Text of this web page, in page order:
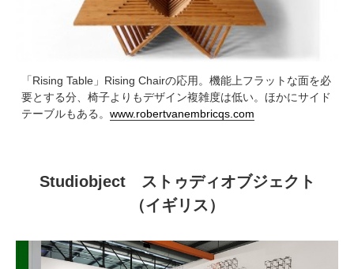
「Rising Table」Rising Chairの応用。機能上フラットな面を必
要とする分、椅子よりもデザイン複雑度は低い。ほかにサイド
テーブルもある。 www.robertvanembricqs.com
Studiobject ストゥディオブジェクト
（イギリス）